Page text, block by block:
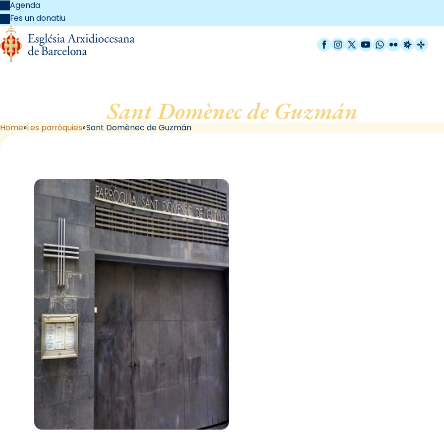
Agenda
Fes un donatiu
Facebook
Instagram
X / Twitter
YouTube
WhatsApp
FlickrRadio
Sant Domènec de Guzmán
Home Les parròquies Sant Domènec de Guzmán